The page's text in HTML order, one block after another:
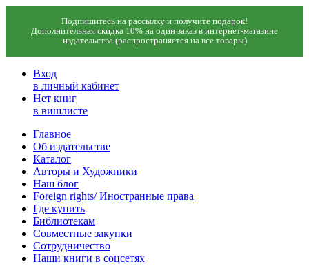
Подпишитесь на рассылку и получите подарок!
Дополнительная скидка 10% на один заказ в интернет-магазине
издательства (распространяется на все товары)
Вход
в личный кабинет
Нет книг
в вишлисте
Главное
Об издательстве
Каталог
Авторы и Художники
Наш блог
Foreign rights/ Иностранные права
Где купить
Библиотекам
Совместные закупки
Сотрудничество
Наши книги в соцсетях